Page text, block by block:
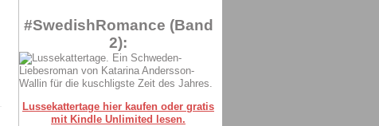
#SwedishRomance (Band
2):
Lussekattertage hier kaufen oder gratis
mit Kindle Unlimited lesen.